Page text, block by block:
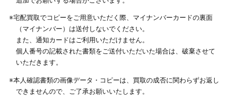
※宅配買取でコピーをご用意いただく際、マイナンバーカードの裏面
（マイナンバー）は送付しないでください。
また、通知カードはご利用いただけません。
個人番号の記載された書類をご送付いただいた場合は、破棄させて
いただきます。
※本人確認書類の画像データ・コピーは、買取の成否に関わらずお返し
できませんので、ご了承お願いいたします。